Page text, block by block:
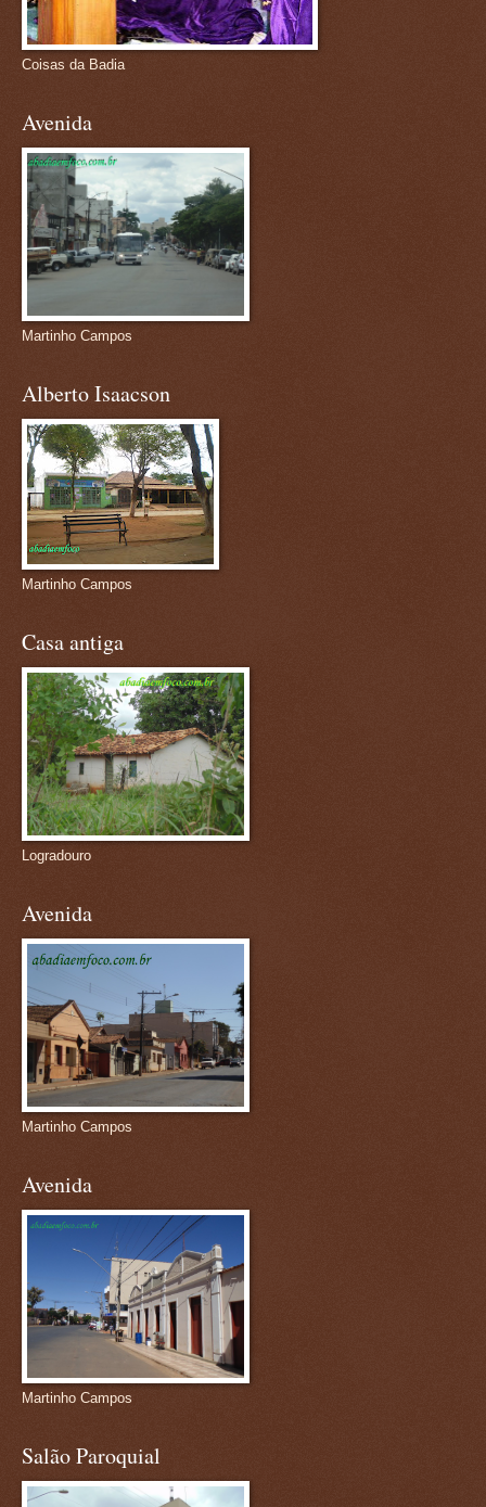
Coisas da Badia
Avenida
Martinho Campos
Alberto Isaacson
Martinho Campos
Casa antiga
Logradouro
Avenida
Martinho Campos
Avenida
Martinho Campos
Salão Paroquial